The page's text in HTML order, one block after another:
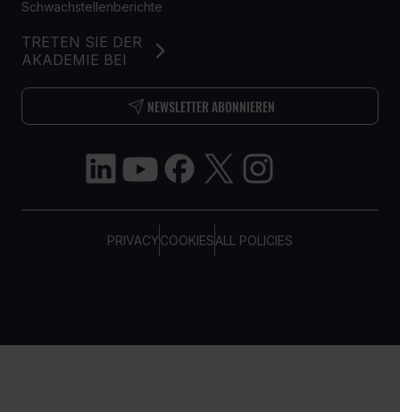
PRIVACYCOOKIESALL POLICIES
TRETEN SIE DER
AKADEMIE BEI
NEWSLETTER ABONNIEREN
Schwachstellenberichte